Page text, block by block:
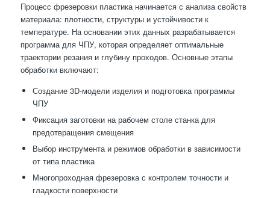
Процесс фрезеровки пластика начинается с анализа свойств
материала: плотности, структуры и устойчивости к
температуре. На основании этих данных разрабатывается
программа для ЧПУ, которая определяет оптимальные
траектории резания и глубину проходов. Основные этапы
обработки включают:
Создание 3D-модели изделия и подготовка программы
ЧПУ
Фиксация заготовки на рабочем столе станка для
предотвращения смещения
Выбор инструмента и режимов обработки в зависимости
от типа пластика
Многопроходная фрезеровка с контролем точности и
гладкости поверхности